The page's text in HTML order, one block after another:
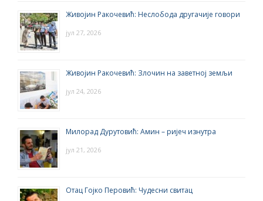
Живојин Ракочевић: Неслобода другачије говори
јул 27, 2026
Живојин Ракочевић: Злочин на заветној земљи
јул 24, 2026
Милорад Дурутовић: Амин – ријеч изнутра
јул 21, 2026
Отац Гојко Перовић: Чудесни свитац